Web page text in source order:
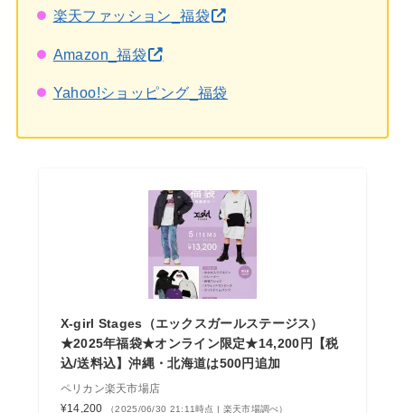
楽天ファッション_福袋
Amazon_福袋
Yahoo!ショッピング_福袋
X-girl Stages（エックスガールステージス）
★2025年福袋★オンライン限定★14,200円【税
込/送料込】沖縄・北海道は500円追加
ペリカン楽天市場店
¥14,200
（2025/06/30 21:11時点 | 楽天市場調べ）